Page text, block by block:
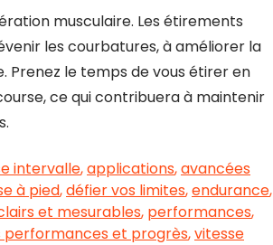
musculaire. Les étirements
les courbatures, à améliorer la
Prenez le temps de vous étirer en
ce qui contribuera à maintenir
intervalle,applications,avancées
à pied,défier vos limites,endurance,
et mesurables, performances,
performances et progrès,vitesse